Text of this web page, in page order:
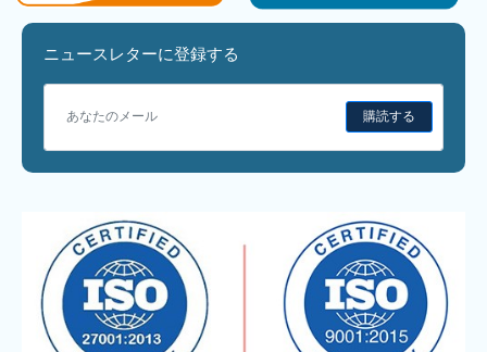
ニュースレターに登録する
購読する